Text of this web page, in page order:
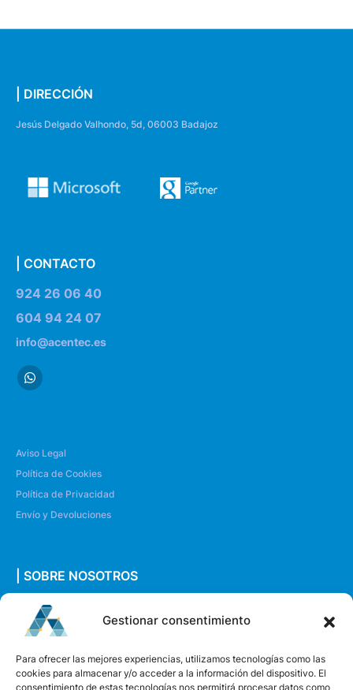
Gestionar consentimiento
Para ofrecer las mejores experiencias, utilizamos tecnologías como las
cookies para almacenar y/o acceder a la información del dispositivo. El
consentimiento de estas tecnologías nos permitirá procesar datos como
| DIRECCIÓN
Jesús Delgado Valhondo, 5d, 06003 Badajoz
| CONTACTO
924 26 06 40
604 94 24 07
info@acentec.es
Aviso Legal
Política de Cookies
Política de Privacidad
Envío y Devoluciones
| SOBRE NOSOTROS
Quiénes somos
Envíanos un mensaje